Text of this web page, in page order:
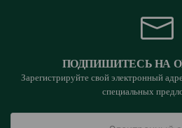
ПОДПИШИТЕСЬ НА
Зарегистрируйте свой электронный
специальных